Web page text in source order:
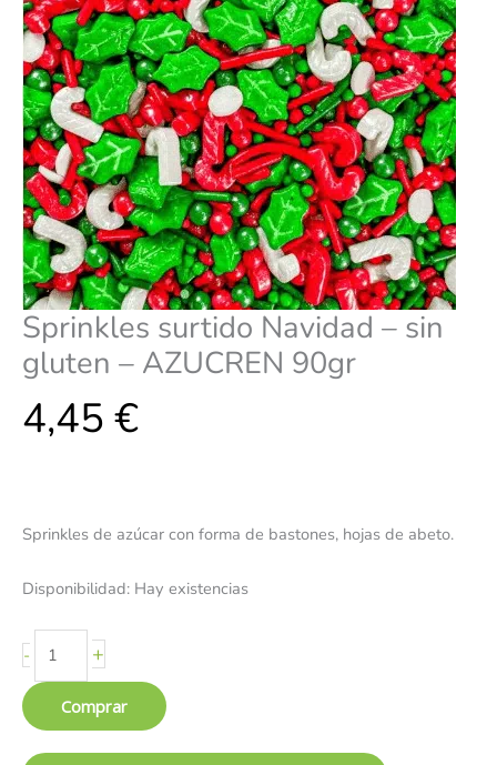
Sprinkles surtido Navidad – sin
gluten – AZUCREN 90gr
4,45 €
Sprinkles de azúcar con forma de bastones, hojas de abeto.
Disponibilidad: Hay existencias
- +
Comprar